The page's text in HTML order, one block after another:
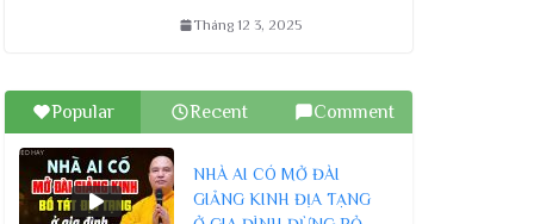
Tháng 12 3, 2025
Popular Recent Comment
NHÀ AI CÓ MỞ ĐÀI
GIẢNG KINH ĐỊA TẠNG